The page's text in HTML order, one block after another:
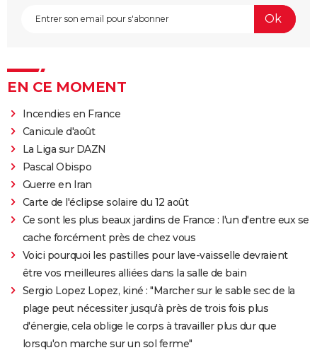
EN CE MOMENT
Incendies en France
Canicule d'août
La Liga sur DAZN
Pascal Obispo
Guerre en Iran
Carte de l'éclipse solaire du 12 août
Ce sont les plus beaux jardins de France : l'un d'entre eux se
cache forcément près de chez vous
Voici pourquoi les pastilles pour lave-vaisselle devraient
être vos meilleures alliées dans la salle de bain
Sergio Lopez Lopez, kiné : "Marcher sur le sable sec de la
plage peut nécessiter jusqu'à près de trois fois plus
d'énergie, cela oblige le corps à travailler plus dur que
lorsqu'on marche sur un sol ferme"